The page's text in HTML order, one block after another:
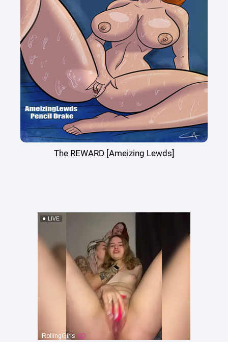
The REWARD [Ameizing Lewds]